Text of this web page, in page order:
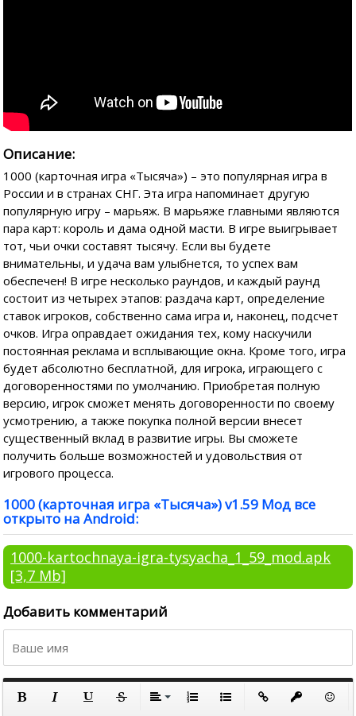
Описание:
1000 (карточная игра «Тысяча») – это популярная игра в
России и в странах СНГ. Эта игра напоминает другую
популярную игру – марьяж. В марьяже главными являются
пара карт: король и дама одной масти. В игре выигрывает
тот, чьи очки составят тысячу. Если вы будете
внимательны, и удача вам улыбнется, то успех вам
обеспечен! В игре несколько раундов, и каждый раунд
состоит из четырех этапов: раздача карт, определение
ставок игроков, собственно сама игра и, наконец, подсчет
очков. Игра оправдает ожидания тех, кому наскучили
постоянная реклама и всплывающие окна. Кроме того, игра
будет абсолютно бесплатной, для игрока, играющего с
договоренностями по умолчанию. Приобретая полную
версию, игрок сможет менять договоренности по своему
усмотрению, а также покупка полной версии внесет
существенный вклад в развитие игры. Вы сможете
получить больше возможностей и удовольствия от
игрового процесса.
1000 (карточная игра «Тысяча») v1.59 Мод все
открыто на Android:
1000-kartochnaya-igra-tysyacha_1_59_mod.apk
[3,7 Mb]
Добавить комментарий
По левому краю